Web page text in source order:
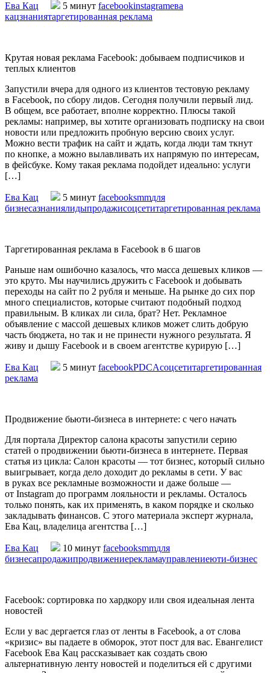
Ева Кац 5 минут facebookinstagramева
кацзнаниятаргетированная реклама
Крутая новая реклама Facebook: добываем подписчиков и
теплых клиентов
Запустили вчера для одного из клиентов тестовую рекламу
в Facebook, по сбору лидов. Сегодня получили первый лид.
В общем, все работает, вполне корректно. Плюсы такой
рекламы: например, вы хотите организовать подписку на свои
новости или предложить пробную версию своих услуг.
Можно вести трафик на сайт и ждать, когда люди там ткнут
по кнопке, а можно вылавливать их напрямую по интересам,
в фейсбуке. Кому такая реклама подойдет идеально: услуги
[…]
Ева Кац 5 минут facebooksmmдля
бизнесазнаниялидыпродажисоцсетитаргетированная реклама
Таргетированная реклама в Facebook в 6 шагов
Раньше нам ошибочно казалось, что масса дешевых кликов —
это круто. Мы научились дружить с Facebook и добывать
переходы на сайт по 2 рубля и меньше. На рынке до сих пор
много специалистов, которые считают подобный подход
правильным. В кликах ли сила, брат? Нет. Рекламное
объявление с массой дешевых кликов может слить добрую
часть бюджета, но так и не принести нужного результата. Я
живу и дышу Facebook и в своем агентстве курирую […]
Ева Кац 5 минут facebookPDCAсоцсетитаргетированная
реклама
Продвижение бьюти-бизнеса в интернете: с чего начать
Для портала Директор салона красоты запустили серию
статей о продвижении бьюти-бизнеса в интернете. Первая
статья из цикла: Салон красоты — тот бизнес, который сильно
выигрывает, когда дело доходит до рекламы в сети. У вас
в руках все рекламные возможности и даже больше —
от Instagram до программ лояльности и рекламы. Осталось
только понять, как их применять, в каком порядке и сколько
закладывать финансов. С этого материала эксперт журнала,
Ева Кац, владелица агентства […]
Ева Кац 10 минут facebooksmmдля
бизнесапродажипродвижениерекламауправлениеюти-бизнес
Facebook: сортировка по хардкору или своя идеальная лента
новостей
Если у вас дергается глаз от ленты в Facebook, а от слова
«кризис» вы падаете в обморок, этот пост для вас. Евангелист
Facebook Ева Кац рассказывает как создать свою
альтернативную ленту новостей и поделиться ей с другими